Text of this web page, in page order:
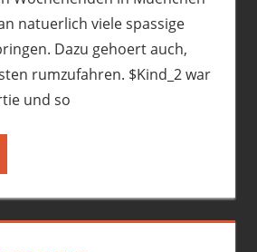
natuerlich viele spassige
Dazu gehoert auch,
rumzufahren. $Kind_2 war
und so